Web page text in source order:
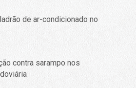
de ar-condicionado no
contra sarampo nos